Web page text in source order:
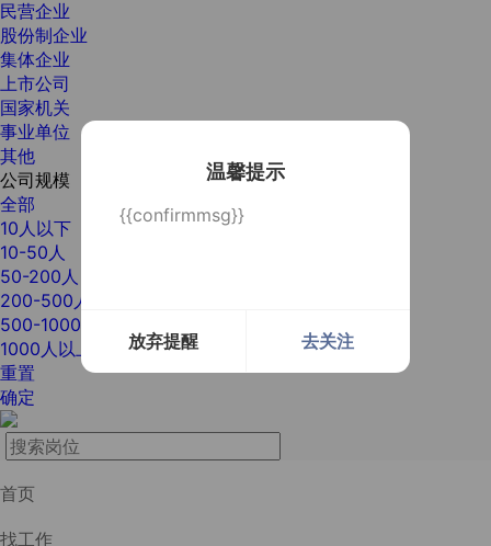
温馨提示
{{confirmmsg}}
放弃提醒 去关注
民营企业
股份制企业
集体企业
上市公司
国家机关
事业单位
其他
公司规模
全部
10人以下
10-50人
50-200人
200-500人
500-1000人
1000人以上
重置
确定
首页
找工作